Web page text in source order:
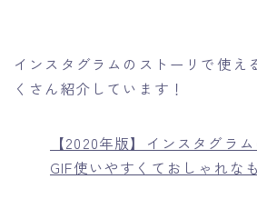
インスタグラムのストーリで使え
くさん紹介しています！
【2020年版】インスタグラ
GIF使いやすくておしゃれな